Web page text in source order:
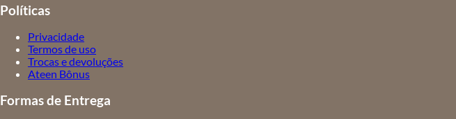
Políticas
Privacidade
Termos de uso
Trocas e devoluções
Ateen Bônus
Formas de Entrega